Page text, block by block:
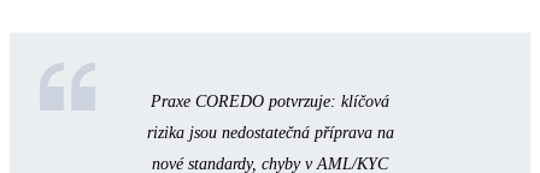
Praxe COREDO potvrzuje: klíčová
rizika jsou nedostatečná příprava na
nové standardy, chyby v AML/KYC